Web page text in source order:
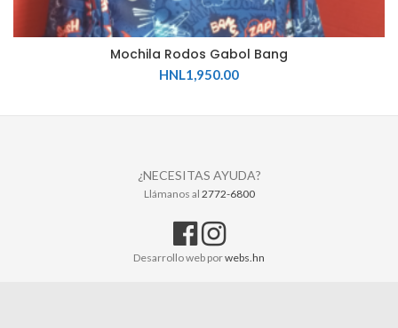
Mochila Rodos Gabol Bang
HNL1,950.00
¿NECESITAS AYUDA?
Llámanos al 2772-6800
Desarrollo web porwebs.hn